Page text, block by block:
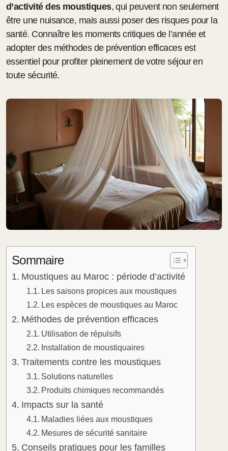
d’activité des moustiques, qui peuvent non seulement
être une nuisance, mais aussi poser des risques pour la
santé. Connaître les moments critiques de l’année et
adopter des méthodes de prévention efficaces est
essentiel pour profiter pleinement de votre séjour en
toute sécurité.
Sommaire
Moustiques au Maroc : période d’activité
Les saisons propices aux moustiques
Les espèces de moustiques au Maroc
Méthodes de prévention efficaces
Utilisation de répulsifs
Installation de moustiquaires
Traitements contre les moustiques
Solutions naturelles
Produits chimiques recommandés
Impacts sur la santé
Maladies liées aux moustiques
Mesures de sécurité sanitaire
Conseils pratiques pour les familles